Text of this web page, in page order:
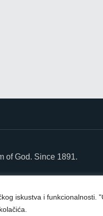
iskustva i
of God. Since 1891.